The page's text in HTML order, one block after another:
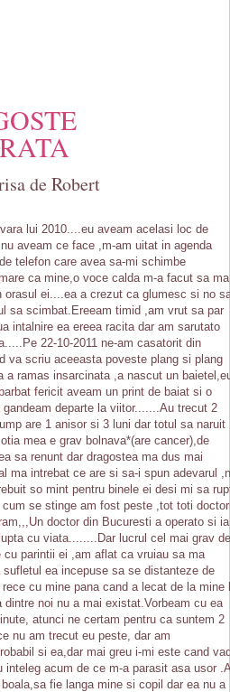
de Robert
lui 2010....eu aveam acelasi loc de
aveam ce face ,m-am uitat in agenda
telefon care avea sa-mi schimbe
ca mine,o voce calda m-a facut sa ma
ei....ea a crezut ca glumesc si no
sa scimbat.Ereeam timid ,am vrut sa par
intalnire ea ereea racita dar am sarutato
22-10-2011 ne-am casatorit din
va scriu aceeasta poveste plang si plang
a ramas insarcinata ,a nascut un
fericit aveam un print de baiat si o
departe la viitor.......Au trecut 2
are 1 anisor si 3 luni dar totul sa naruit
mea e grav bolnava*(are cancer),de
sa renunt dar dragostea ma dus mai
ma intrebat ce are si sa-i spun adevarul
so mint pentru binele ei desi mi sa
se stinge am fost peste ,tot toti
doctor din Bucuresti a operato si ia
cu viata........Dar lucrul cel mai grav de
cu parintii ei ,am aflat ca vruiau sa ma
ea incepuse sa se distanteze de
cu mine pana cand a lecat de la mine
noi nu a mai existat.Vorbeam cu ea
atunci ne certam pentru ca suntem 2
nu am trecut eu peste, dar am
si ea,dar mai greu i-mi este cand
acum de ce m-a parasit asa usor
fie langa mine si copil dar ea nu a